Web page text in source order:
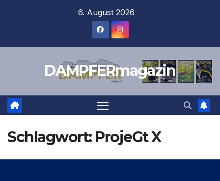
6. August 2026
DAMPFERmagazin
Schlagwort: ProjeGt X